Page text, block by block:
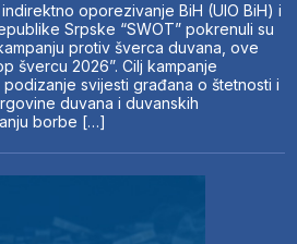
indirektno oporezivanje BiH (UIO BiH) i
Srpske “SWOT” pokrenuli su
protiv šverca duvana, ove
švercu 2026”. Cilj kampanje
podizanje svijesti građana o štetnosti i
duvana i duvanskih
borbe […]